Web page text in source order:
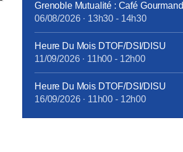
Grenoble Mutualité : Café Gourmand
06/08/2026· 13h30 - 14h30
Heure Du Mois DTOF/DSI/DISU
11/09/2026· 11h00 - 12h00
Heure Du Mois DTOF/DSI/DISU
16/09/2026· 11h00 - 12h00